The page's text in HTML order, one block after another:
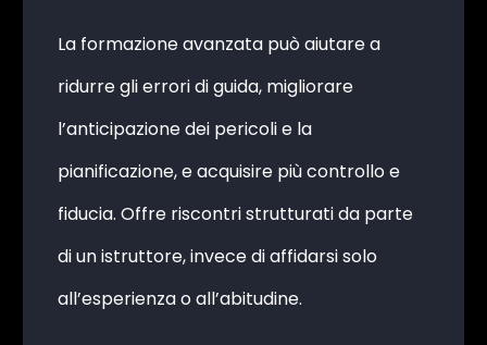
La formazione avanzata può aiutare a
ridurre gli errori di guida, migliorare
l’anticipazione dei pericoli e la
pianificazione, e acquisire più controllo e
fiducia. Offre riscontri strutturati da parte
di un istruttore, invece di affidarsi solo
all’esperienza o all’abitudine.